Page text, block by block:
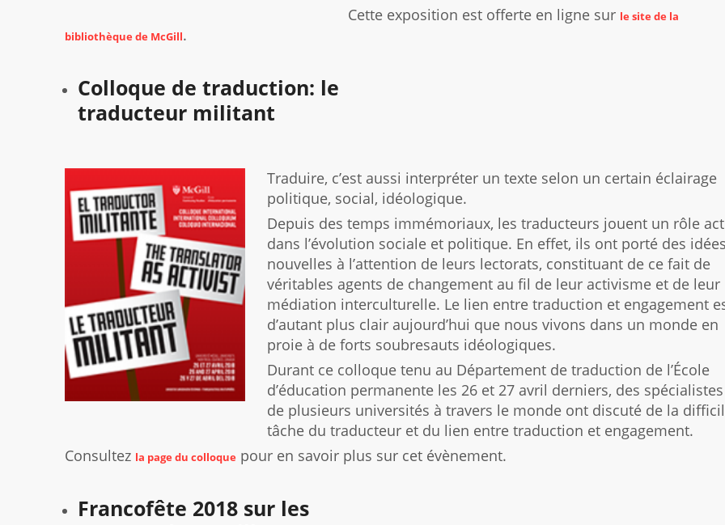
Cette exposition est offerte en ligne sur le site de la
bibliothèque de McGill.
Colloque de traduction: le
traducteur militant
Traduire, c’est aussi interpréter un texte selon un certain éclairage
politique, social, idéologique.
Depuis des temps immémoriaux, les traducteurs jouent un rôle
dans l’évolution sociale et politique. En effet, ils ont porté des
nouvelles à l’attention de leurs lectorats, constituant de ce fait de
véritables agents de changement au fil de leur activisme et de leur
médiation interculturelle. Le lien entre traduction et engagement
d’autant plus clair aujourd’hui que nous vivons dans un monde en
proie à de forts soubresauts idéologiques.
Durant ce colloque tenu au Département de traduction de l’École
d’éducation permanente les 26 et 27 avril derniers, des spécialistes
de plusieurs universités à travers le monde ont discuté de la
tâche du traducteur et du lien entre traduction et engagement.
Consultez la page du colloque pour en savoir plus sur cet évènement.
Francofête 2018 sur les